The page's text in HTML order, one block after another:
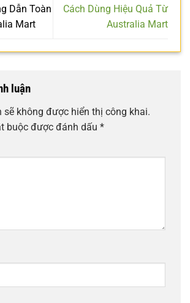
Dẫn Toàn
Mart
Cách Dùng Hiệu Quả Từ
Australia Mart
luận
sẽ không được hiển thị công khai.
buộc được đánh dấu *